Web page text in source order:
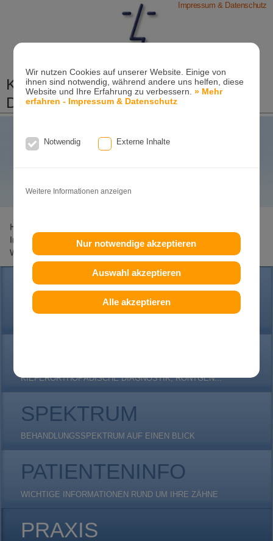
Wir nutzen Cookies auf unserer Website. Einige von
ihnen sind notwendig, während andere uns helfen, diese
Website und Ihre Erfahrung zu verbessern.» Mehr
erfahren - Impressum & Datenschutz
Notwendig Externe Inhalte
Weitere Informationen anzeigen
Nur notwendige akzeptieren
Auswahl akzeptieren
Alle akzeptieren
Impressum & Datenschutz
Kieferorthopädische Praxis
Dr. Konik & Kollegen
Erwachsene
Ganzheitliche-Kieferorthopädie
Style
www.konik.de
Home
Invisalign-Teen
Damon-System Incognito
Clear-Aligner
Weitere Seiten
ERWACHSENE
(FAST) UNSICHTBARE INVISALIGN ZAHNSPANGEN, DAMON-
KIEFERORTHOPÄDISCHE DIAGNOSTIK, RÖNTGEN...
SPEKTRUM
BEHANDLUNGSSPEKTRUM AUF EINEN BLICK
PATIENTENINFO
WICHTIGE INFORMATIONEN RUND UM IHRE ZÄHNE
PRAXIS